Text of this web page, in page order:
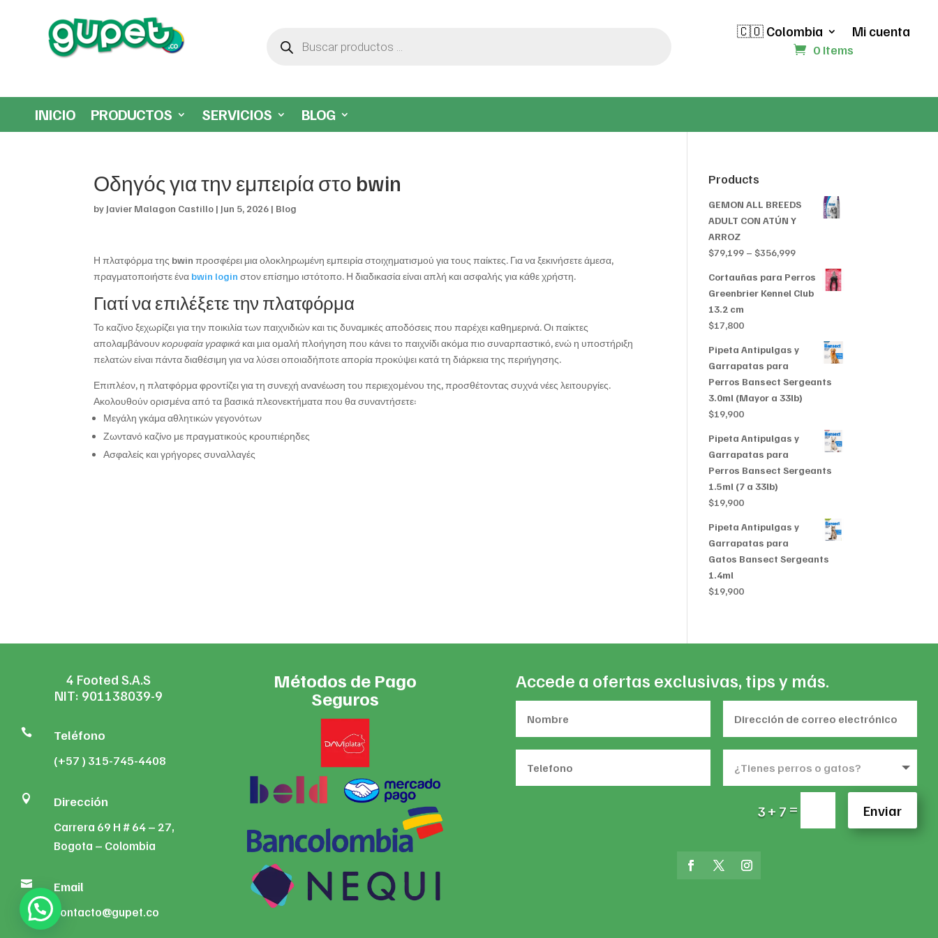
productos
🇨🇴 Colombia Mi cuenta
0 Items
INICIO PRODUCTOS SERVICIOS BLOG
Οδηγός για την εμπειρία στο bwin
by Javier Malagon Castillo | Jun 5, 2026 | Blog
Η πλατφόρμα της bwin προσφέρει μια ολοκληρωμένη εμπειρία στοιχηματισμού για τους παίκτες. Για να ξεκινήσετε άμεσα,
πραγματοποιήστε ένα bwin login στον επίσημο ιστότοπο. Η διαδικασία είναι απλή και ασφαλής για κάθε χρήστη.
Γιατί να επιλέξετε την πλατφόρμα
Το καζίνο ξεχωρίζει για την ποικιλία των παιχνιδιών και τις δυναμικές αποδόσεις που παρέχει καθημερινά. Οι παίκτες
απολαμβάνουνκορυφαία γραφικά και μια ομαλή πλοήγηση που κάνει το παιχνίδι ακόμα πιο συναρπαστικό, ενώ η υποστήριξη
πελατών είναι πάντα διαθέσιμη για να λύσει οποιαδήποτε απορία προκύψει κατά τη διάρκεια της περιήγησης.
Επιπλέον, η πλατφόρμα φροντίζει για τη συνεχή ανανέωση του περιεχομένου της, προσθέτοντας συχνά νέες λειτουργίες.
Ακολουθούν ορισμένα από τα βασικά πλεονεκτήματα που θα συναντήσετε:
Μεγάλη γκάμα αθλητικών γεγονότων
Ζωντανό καζίνο με πραγματικούς κρουπιέρηδες
Ασφαλείς και γρήγορες συναλλαγές
Products
GEMON ALL BREEDS
ADULT CON ATÚN Y
ARROZ
$79,199 – $356,999Price
range:
$79,199
through
Cortauñas para Perros
Greenbrier Kennel Club
13.2 cm
$17,800
Pipeta Antipulgas y
Garrapatas para
Perros Bansect Sergeants
3.0ml (Mayor a 33lb)
$19,900
Pipeta Antipulgas y
Garrapatas para
Perros Bansect Sergeants
1.5ml (7 a 33lb)
$19,900
Pipeta Antipulgas y
Garrapatas para
Gatos Bansect Sergeants
1.4ml
$19,900
4 Footed S.A.S
NIT: 901138039-9
 Teléfono
(+57 ) 315-745-4408
 Dirección
Carrera 69 H # 64 – 27,
Bogota – Colombia
 Email
contacto@gupet.co
Métodos de Pago
Seguros
Accede a ofertas exclusivas, tips y más.
3 + 7 = Enviar